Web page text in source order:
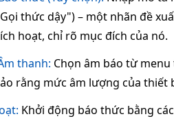
thức dậy") – một nhãn đề
hoạt, chỉ rõ mục đích của nó.
thanh: Chọn âm báo từ
rằng mức âm lượng của thiết
Khởi động báo thức bằng